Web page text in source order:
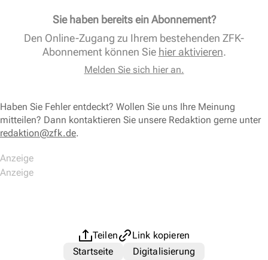
Sie haben bereits ein Abonnement?
Den Online-Zugang zu Ihrem bestehenden ZFK-
Abonnement können Sie hier aktivieren.
Melden Sie sich hier an.
Haben Sie Fehler entdeckt? Wollen Sie uns Ihre Meinung
mitteilen? Dann kontaktieren Sie unsere Redaktion gerne unter
redaktion@zfk.de.
Teilen
Link kopieren
Startseite
Digitalisierung